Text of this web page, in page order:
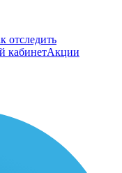
отследить
кабинетАкции